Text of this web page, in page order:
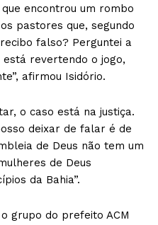
encontrou um rombo
pastores que, segundo
falso? Perguntei a
revertendo o jogo,
afirmou Isidório.
o caso está na justiça.
deixar de falar é de
de Deus não tem um
de Deus
da Bahia”.
grupo do prefeito ACM